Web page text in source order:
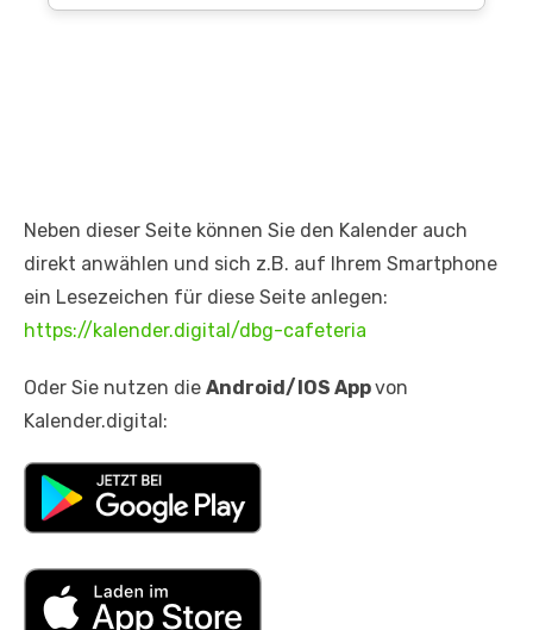
Neben dieser Seite können Sie den Kalender auch
direkt anwählen und sich z.B. auf Ihrem Smartphone
ein Lesezeichen für diese Seite anlegen:
https://kalender.digital/dbg-cafeteria
Oder Sie nutzen die Android/IOS Appvon
Kalender.digital: